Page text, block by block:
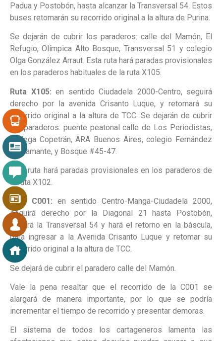
Padua y Postobón, hasta alcanzar la Transversal 54. Estos
buses retomarán su recorrido original a la altura de Purina.
Se dejarán de cubrir los paraderos: calle del Mamón, El
Refugio, Olímpica Alto Bosque, Transversal 51 y colegio
Olga González Arraut. Esta ruta hará paradas provisionales
en los paraderos habituales de la ruta X105.
Ruta X105: en sentido Ciudadela 2000-Centro, seguirá
derecho por la avenida Crisanto Luque, y retomará su
recorrido original a la altura de TCC. Se dejarán de cubrir
los paraderos: puente peatonal calle de Los Periodistas,
bodega Copetrán, ARA Buenos Aires, colegio Fernández
Bustamante, y Bosque #45-47.
Esta ruta hará paradas provisionales en los paraderos de
la ruta X102.
Ruta C001: en sentido Centro-Manga-Ciudadela 2000,
seguirá derecho por la Diagonal 21 hasta Postobón,
tomará la Transversal 54 y hará el retorno en la báscula,
para ingresar a la Avenida Crisanto Luque y retomar su
recorrido original a la altura de TCC.
Se dejará de cubrir el paradero calle del Mamón.
Vale la pena resaltar que el recorrido de la C001 se
alargará de manera importante, por lo que se podría
incrementar el tiempo de recorrido y presentar demoras.
El sistema de todos los cartageneros lamenta las